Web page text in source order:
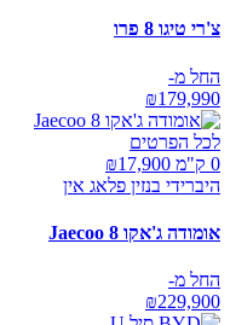
צ'רי טיגו 8 פרו
החל מ-
₪179,990
לכל הפרטים
0 ק"מ ₪
17,900
היברידי בנזין פלאג אין
אומודה ג'אקו Jaecoo 8
החל מ-
₪229,900